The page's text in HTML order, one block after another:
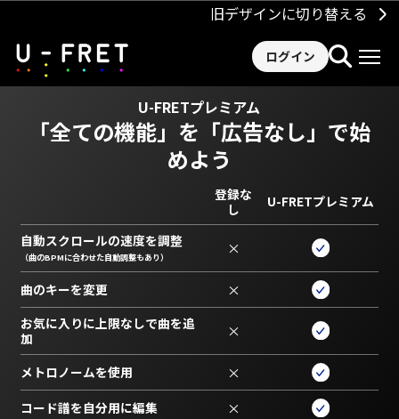
旧デザインに切り替える
ログイン
U-FRETプレミアム
「全ての機能」を 「広告なし」で始
めよう
登録な
し
U-FRETプレミアム
自動スクロールの速度を調整
（曲のBPMに合わせた自動調整もあり） ×
曲のキーを変更 ×
お気に入りに上限なしで曲を追
加
×
メトロノームを使用 ×
コード譜を自分用に編集 ×